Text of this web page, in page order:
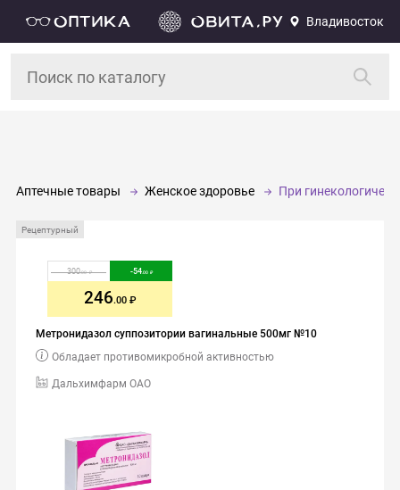
Владивосток
Аптечные товары Женское здоровье При
Рецептурный
Метронидазол суппозитории вагинальные 500мг №10
Дальхимфарм ОАО
Обладает противомикробной активностью
300.00 -54.00
246.00